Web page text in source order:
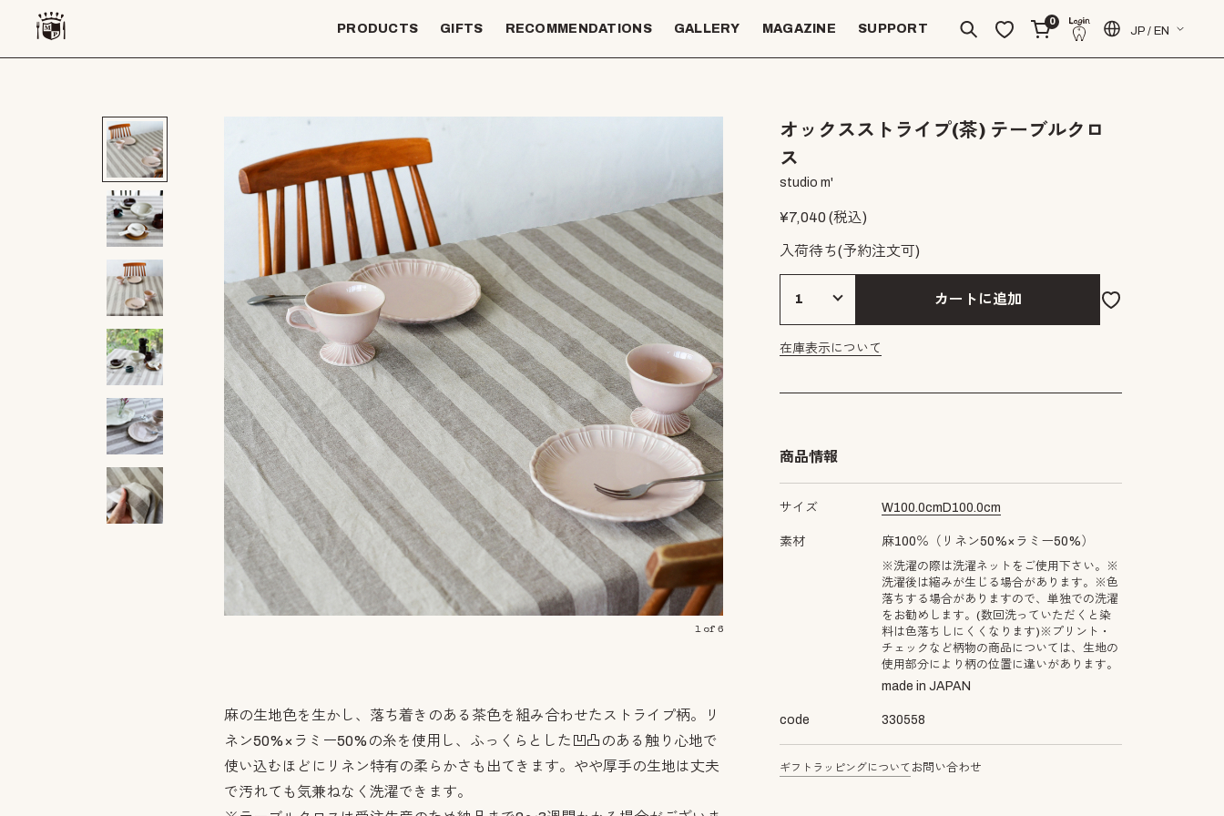
PRODUCTS GIFTS RECOMMENDATIONS GALLERY MAGAZINE SUPPORT
0
JP / EN
1of 6
オックスストライプ(茶) テーブルクロ
ス
studio m'
¥7,040(税込)
入荷待ち(予約注文可)
カートに追加
在庫表示について
商品情報
サイズ W100.0cm D100.0cm
素材 麻100％（リネン50%×ラミー50%）
※洗濯の際は洗濯ネットをご使用下さい。※
洗濯後は縮みが生じる場合があります。※色
落ちする場合がありますので、単独での洗濯
をお勧めします。(数回洗っていただくと染
料は色落ちしにくくなります)※プリント・
チェックなど柄物の商品については、生地の
使用部分により柄の位置に違いがあります。
made in JAPAN
code 330558
ギフトラッピングについて お問い合わせ
麻の生地色を生かし、落ち着きのある茶色を組み合わせたストライプ柄。リ
ネン50%×ラミー50%の糸を使用し、ふっくらとした凹凸のある触り心地で
使い込むほどにリネン特有の柔らかさも出てきます。やや厚手の生地は丈夫
で汚れても気兼ねなく洗濯できます。